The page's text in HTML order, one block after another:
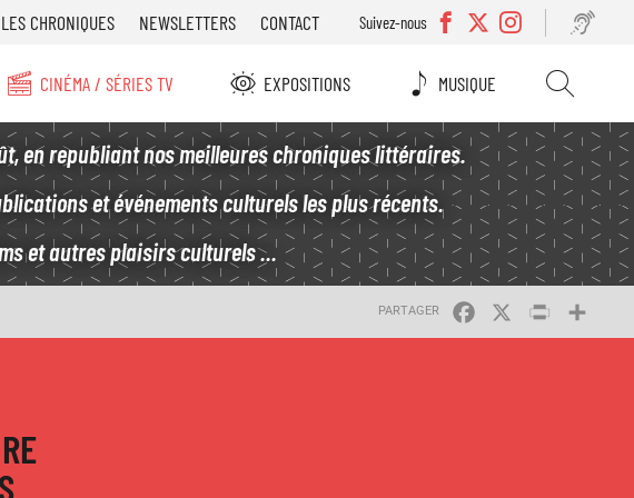
LES CHRONIQUES NEWSLETTERS CONTACT Suivez-nous
CINÉMA / SÉRIES TV EXPOSITIONS MUSIQUE
en republiant nos meilleures chroniques littéraires.
et événements culturels les plus récents.
et autres plaisirs culturels ...
FACEBOOK PRINT